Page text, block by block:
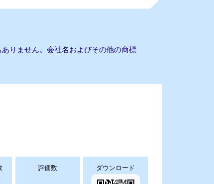
りません。会社名およびその他の商標
評価数 ダウンロード